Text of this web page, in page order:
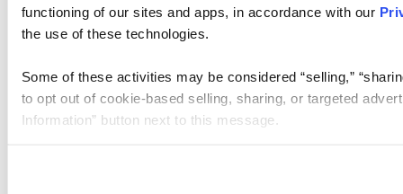
functioning of our sites and apps, in accordance with our
the use of these technologies.
Some of these activities may be considered “selling,”
to opt out of cookie-based selling, sharing, or targeted
Information” button next to this message.